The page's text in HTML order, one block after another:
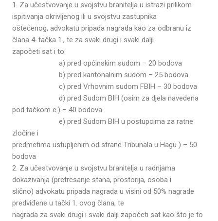
1. Za učestvovanje u svojstvu branitelja u istrazi prilikom
ispitivanja okrivljenog ili u svojstvu zastupnika
oštećenog, advokatu pripada nagrada kao za odbranu iz
člana 4. tačka 1., te za svaki drugi i svaki dalji
započeti sat i to:
a) pred općinskim sudom – 20 bodova
b) pred kantonalnim sudom – 25 bodova
c) pred Vrhovnim sudom FBIH – 30 bodova
d) pred Sudom BIH (osim za djela navedena
pod tačkom e.) – 40 bodova
e) pred Sudom BIH u postupcima za ratne
zločine i
predmetima ustupljenim od strane Tribunala u Hagu ) – 50
bodova
2. Za učestvovanje u svojstvu branitelja u radnjama
dokazivanja (pretresanje stana, prostorija, osoba i
slično) advokatu pripada nagrada u visini od 50% nagrade
predviđene u tački 1. ovog člana, te
nagrada za svaki drugi i svaki dalji započeti sat kao što je to